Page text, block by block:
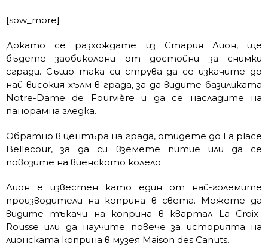
[sow_more]
Докато се разхождате из Стария Лион, ще
бъдете заобиколени от достойни за снимки
сгради. Също така си струва да се изкачите до
най-високия хълм в града, за да видите базиликата
Notre-Dame de Fourvière и да се насладите на
панорамна гледка.
Обратно в центъра на града, отидете до La place
Bellecour, за да си вземете питие или да се
повозите на виенското колело.
Лион е известен като един от най-големите
производители на коприна в света. Можете да
видите тъкачи на коприна в квартал La Croix-
Rousse или да научите повече за историята на
лионската коприна в музея Maison des Canuts.